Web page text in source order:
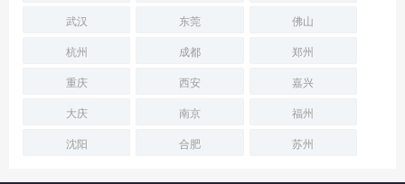
武汉
东莞
佛山
杭州
成都
郑州
重庆
西安
嘉兴
大庆
南京
福州
沈阳
合肥 苏州